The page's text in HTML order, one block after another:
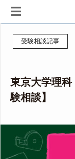
受験相談記事
東京大学理
験相談】